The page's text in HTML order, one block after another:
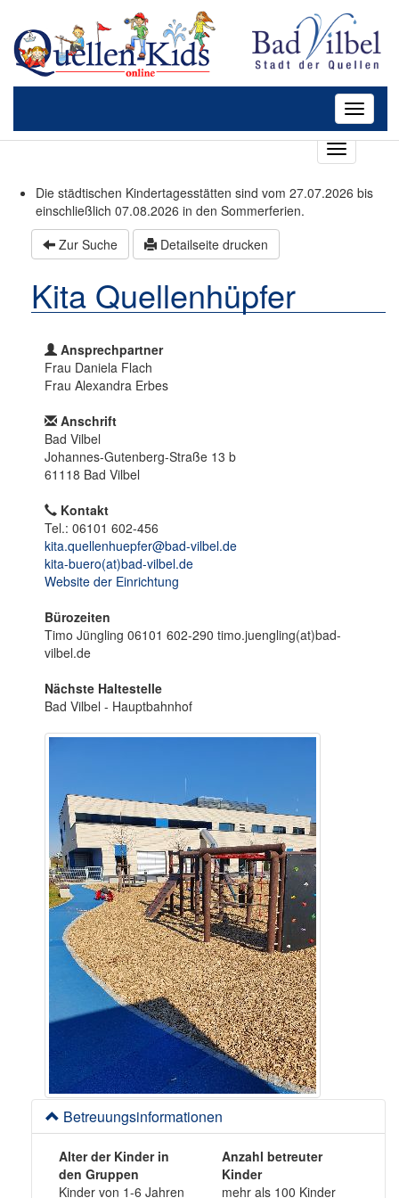
Toggle
Die städtischen Kindertagesstätten sind vom 27.07.2026 bis
einschließlich 07.08.2026 in den Sommerferien.
Zur Suche
Detailseite drucken
Kita Quellenhüpfer
Ansprechpartner
Frau Daniela Flach
Frau Alexandra Erbes
Anschrift
Bad Vilbel
Johannes-Gutenberg-Straße 13 b
61118 Bad Vilbel
Kontakt
Tel.: 06101 602-456
kita.quellenhuepfer@bad-vilbel.de
kita-buero(at)bad-vilbel.de
Website der Einrichtung
Bürozeiten
Timo Jüngling 06101 602-290 timo.juengling(at)bad-
vilbel.de
Nächste Haltestelle
Bad Vilbel - Hauptbahnhof
Betreuungsinformationen
Alter der Kinder in
den Gruppen
Kinder von 1-6 Jahren
Anzahl betreuter
Kinder
mehr als 100 Kinder
T
o
g
i